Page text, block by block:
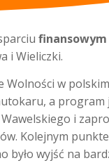
finansowym
i Wieliczki.
w
a
i
Kolejnym
wyjść na